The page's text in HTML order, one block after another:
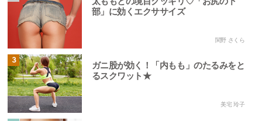
部」に効くエクササイズ
関野 さくら
3
ガニ股が効く！「内もも」のたるみをと
るスクワット★
美宅 玲子